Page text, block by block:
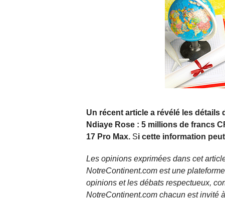
Un récent article a révélé les détails
Ndiaye Rose : 5 millions de francs
17 Pro Max. Si cette information
Les opinions exprimées dans cet
NotreContinent.com est une
opinions et les débats respectueux,
NotreContinent.com chacun est invité